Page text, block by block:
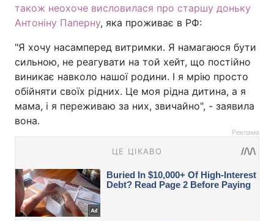
також неохоче висловилася про старшу доньку
Антоніну Паперну, яка проживає в РФ:
"Я хочу насамперед витримки. Я намагаюся бути
сильною, не реагувати на той хейт, що постійно
виникає навколо нашої родини. І я мрію просто
обійняти своїх рідних. Це моя рідна дитина, а я
мама, і я переживаю за них, звичайно", - заявила
вона.
Реклама